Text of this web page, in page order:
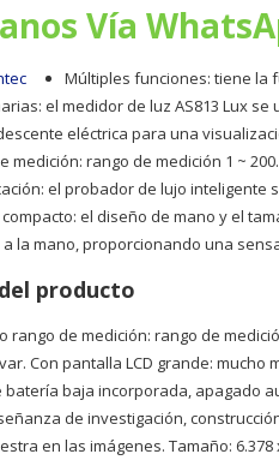
Vía
Múltiples funciones: tiene la
el medidor de luz AS813 Lux
eléctrica para una
medición: rango de medición 1 ~
el probador de lujo
el diseño de mano y el
la mano, proporcionando una
producto
rango de medición: rango de
Con pantalla LCD grande:
batería baja incorporada, apagado
de investigación,
en las imágenes. Tamaño: